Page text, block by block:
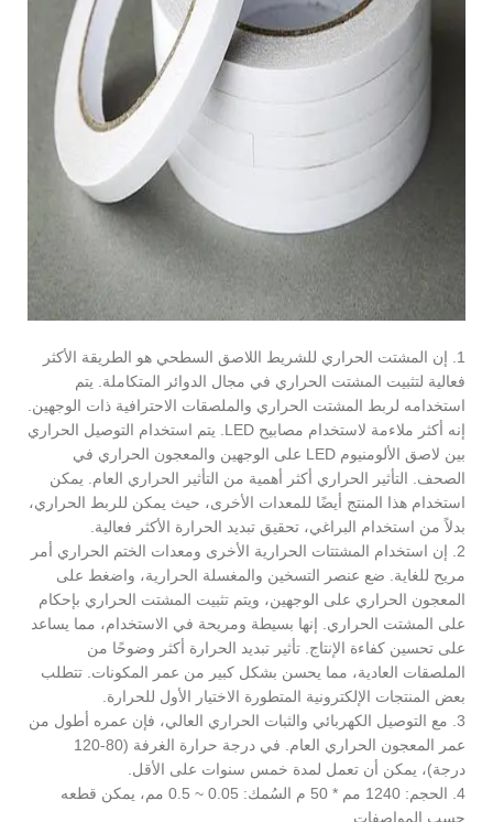
1. إن المشتت الحراري للشريط اللاصق السطحي هو الطريقة الأكثر
فعالية لتثبيت المشتت الحراري في مجال الدوائر المتكاملة. يتم
استخدامه لربط المشتت الحراري والملصقات الاحترافية ذات الوجهين.
إنه أكثر ملاءمة لاستخدام مصابيح LED. يتم استخدام التوصيل الحراري
بين لاصق الألومنيوم LED على الوجهين والمعجون الحراري في
الصحف. التأثير الحراري أكثر أهمية من التأثير الحراري العام. يمكن
استخدام هذا المنتج أيضًا للمعدات الأخرى، حيث يمكن للربط الحراري،
بدلاً من استخدام البراغي، تحقيق تبديد الحرارة الأكثر فعالية.
2. إن استخدام المشتتات الحرارية الأخرى ومعدات الختم الحراري أمر
مريح للغاية. ضع عنصر التسخين والمغسلة الحرارية، واضغط على
المعجون الحراري على الوجهين، ويتم تثبيت المشتت الحراري بإحكام
على المشتت الحراري. إنها بسيطة ومريحة في الاستخدام، مما يساعد
على تحسين كفاءة الإنتاج. تأثير تبديد الحرارة أكثر وضوحًا من
الملصقات العادية، مما يحسن بشكل كبير من عمر المكونات. تتطلب
بعض المنتجات الإلكترونية المتطورة الاختيار الأول للحرارة.
3. مع التوصيل الكهربائي والثبات الحراري العالي، فإن عمره أطول من
عمر المعجون الحراري العام. في درجة حرارة الغرفة (80-120
درجة)، يمكن أن تعمل لمدة خمس سنوات على الأقل.
4. الحجم: 1240 مم * 50 م السُمك: 0.05 ~ 0.5 مم، يمكن قطعه
حسب المواصفات.